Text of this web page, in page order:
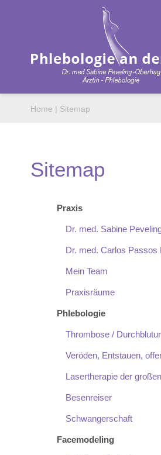
Home | Sitemap
Sitemap
Praxis
Dr. med. Sabine
Dr. med. Carlos Passos
Mein Team
Praxisräume
Phlebologie
Thrombose /
Veröden, Entstauen,
Lasertherapie der
Besenreiser
Schwangerschaft
Facemodeling